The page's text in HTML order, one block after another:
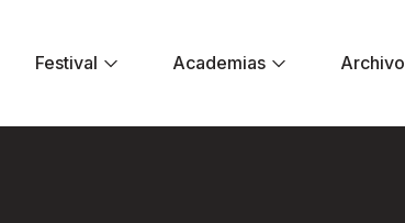
Festival Academias Archivo